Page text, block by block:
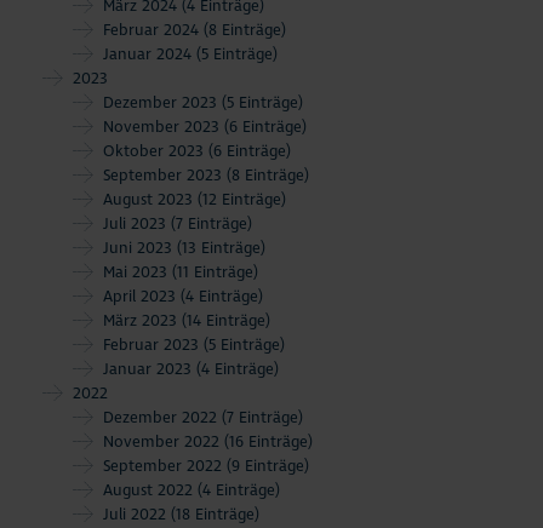
März 2024 (4 Einträge)
Februar 2024 (8 Einträge)
Januar 2024 (5 Einträge)
2023
Dezember 2023 (5 Einträge)
November 2023 (6 Einträge)
Oktober 2023 (6 Einträge)
September 2023 (8 Einträge)
August 2023 (12 Einträge)
Juli 2023 (7 Einträge)
Juni 2023 (13 Einträge)
Mai 2023 (11 Einträge)
April 2023 (4 Einträge)
März 2023 (14 Einträge)
Februar 2023 (5 Einträge)
Januar 2023 (4 Einträge)
2022
Dezember 2022 (7 Einträge)
November 2022 (16 Einträge)
September 2022 (9 Einträge)
August 2022 (4 Einträge)
Juli 2022 (18 Einträge)